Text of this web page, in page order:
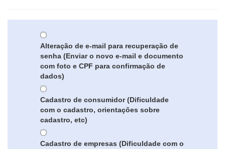
Alteração de e-mail para recuperação de
senha (Enviar o novo e-mail e documento
com foto e CPF para confirmação de
dados)
Cadastro de consumidor (Dificuldade
com o cadastro, orientações sobre
cadastro, etc)
Cadastro de empresas (Dificuldade com o